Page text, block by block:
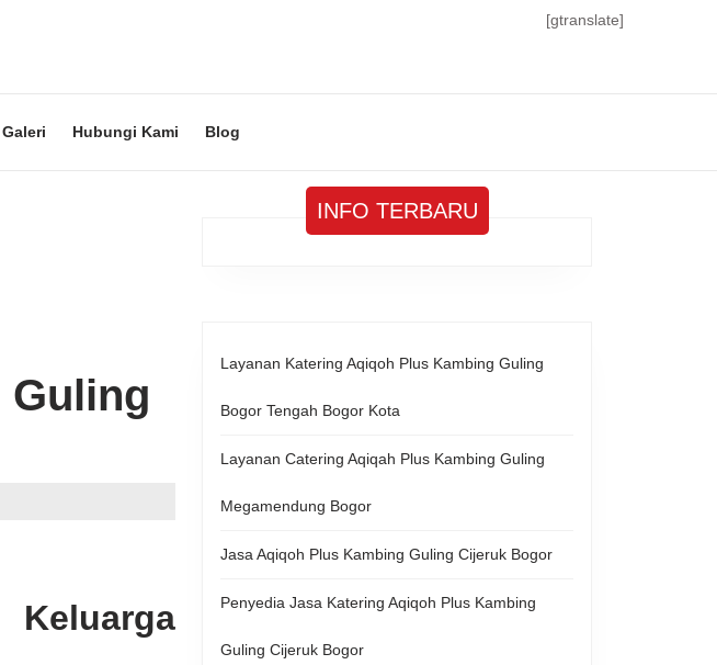
[gtranslate]
Galeri Hubungi Kami Blog
Guling
INFO TERBARU
Layanan Katering Aqiqoh Plus Kambing Guling
Bogor Tengah Bogor Kota
Layanan Catering Aqiqah Plus Kambing Guling
Megamendung Bogor
Jasa Aqiqoh Plus Kambing Guling Cijeruk Bogor
Penyedia Jasa Katering Aqiqoh Plus Kambing
Guling Cijeruk Bogor